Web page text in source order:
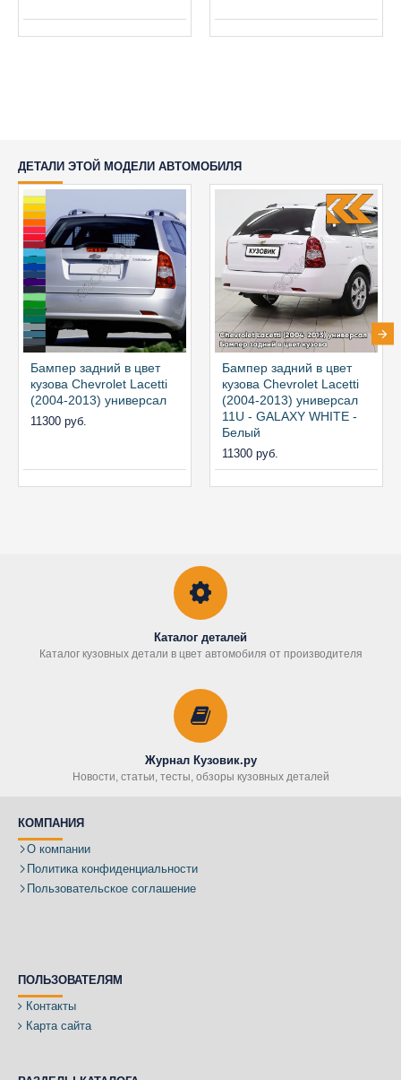
ДЕТАЛИ ЭТОЙ МОДЕЛИ АВТОМОБИЛЯ
Бампер задний в цвет
кузова Chevrolet Lacetti
(2004-2013) универсал
11300 руб.
Бампер задний в цвет
кузова Chevrolet Lacetti
(2004-2013) универсал
11U - GALAXY WHITE -
Белый
11300 руб.
Каталог деталей
Каталог кузовных детали в цвет автомобиля от производителя
Журнал Кузовик.ру
Новости, статьи, тесты, обзоры кузовных деталей
КОМПАНИЯ
О компании
Политика конфиденциальности
Пользовательское соглашение
ПОЛЬЗОВАТЕЛЯМ
Контакты
Карта сайта